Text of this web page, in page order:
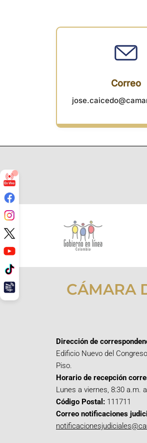
Correo
CÁMARA
Dirección de
Edificio Nuevo del
Piso.
Horario de recepción
Lunes a viernes, 8:30 a.m.
Código Postal: 111711
Correo notificaciones